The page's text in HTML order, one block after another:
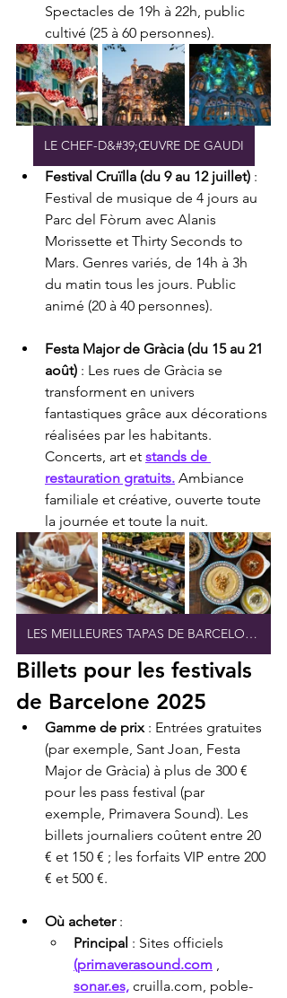
Spectacles de 19h à 22h, public
cultivé (25 à 60 personnes).
LE CHEF-D&#39;ŒUVRE DE GAUDI
Festival Cruïlla (du 9 au 12 juillet) :
Festival de musique de 4 jours au
Parc del Fòrum avec Alanis
Morissette et Thirty Seconds to
Mars. Genres variés, de 14h à 3h
du matin tous les jours. Public
animé (20 à 40 personnes).
Festa Major de Gràcia (du 15 au 21
août) : Les rues de Gràcia se
transforment en univers
fantastiques grâce aux décorations
réalisées par les habitants.
Concerts, art et stands de
restauration gratuits. Ambiance
familiale et créative, ouverte toute
la journée et toute la nuit.
LES MEILLEURES TAPAS DE BARCELONE
Billets pour les festivals
de Barcelone 2025
Gamme de prix : Entrées gratuites
(par exemple, Sant Joan, Festa
Major de Gràcia) à plus de 300 €
pour les pass festival (par
exemple, Primavera Sound). Les
billets journaliers coûtent entre 20
€ et 150 € ; les forfaits VIP entre 200
€ et 500 €.
Où acheter :
Principal : Sites officiels
(primaverasound.com ,
sonar.es, cruilla.com, poble-